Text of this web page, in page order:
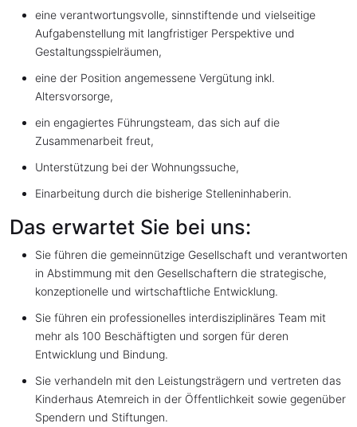
eine verantwortungsvolle, sinnstiftende und vielseitige
Aufgabenstellung mit langfristiger Perspektive und
Gestaltungsspielräumen,
eine der Position angemessene Vergütung inkl.
Altersvorsorge,
ein engagiertes Führungsteam, das sich auf die
Zusammenarbeit freut,
Unterstützung bei der Wohnungssuche,
Einarbeitung durch die bisherige Stelleninhaberin.
Das erwartet Sie bei uns:
Sie führen die gemeinnützige Gesellschaft und verantworten
in Abstimmung mit den Gesellschaftern die strategische,
konzeptionelle und wirtschaftliche Entwicklung.
Sie führen ein professionelles interdisziplinäres Team mit
mehr als 100 Beschäftigten und sorgen für deren
Entwicklung und Bindung.
Sie verhandeln mit den Leistungsträgern und vertreten das
Kinderhaus Atemreich in der Öffentlichkeit sowie gegenüber
Spendern und Stiftungen.